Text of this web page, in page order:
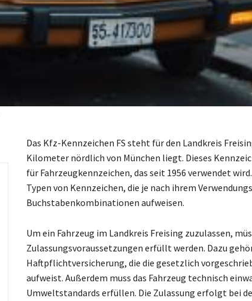
Das Kfz-Kennzeichen FS steht für den Landkreis
Kilometer nördlich von München liegt. Dieses
für Fahrzeugkennzeichen, das seit 1956 verwendet
Typen von Kennzeichen, die je nach ihrem
Buchstabenkombinationen aufweisen.
Um ein Fahrzeug im Landkreis Freising zuzulassen,
Zulassungsvoraussetzungen erfüllt werden. Dazu
Haftpflichtversicherung, die die gesetzlich
aufweist. Außerdem muss das Fahrzeug technisch
Umweltstandards erfüllen. Die Zulassung erfolgt bei